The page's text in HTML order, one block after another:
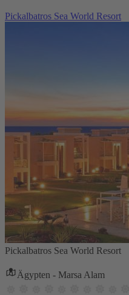
Pickalbatros Sea World Resort
Pickalbatros Sea World Resort
Ägypten - Marsa Alam